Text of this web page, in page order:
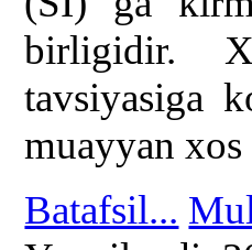
birligidir.
tavsiyasiga
muayyan xos
Batafsil...